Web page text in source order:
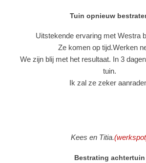
Tuin opnieuw
Uitstekende ervaring met Westra
Ze komen op tijd.Werken
We zijn blij met het resultaat. In 3
tuin.
Ik zal ze zeker
Kees en Titia.
Bestrating achtertuin